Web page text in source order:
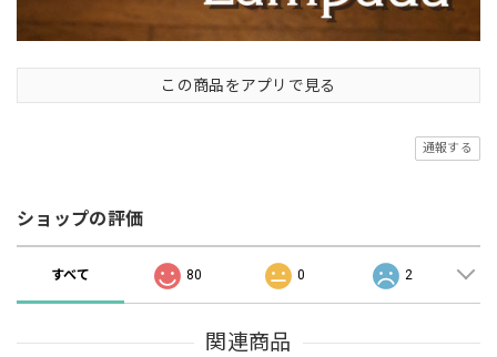
この商品をアプリで見る
通報する
ショップの評価
すべて 80 0 2
関連商品